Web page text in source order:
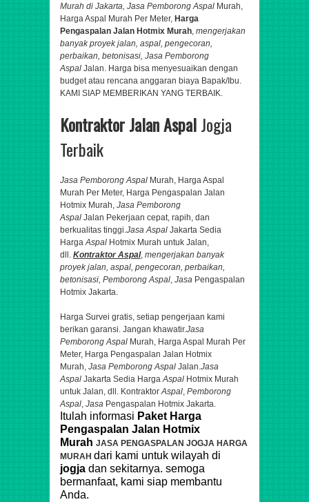
Murah di Jakarta, Jasa Pemborong Aspal Murah,
Harga Aspal Murah Per Meter, Harga
Pengaspalan Jalan Hotmix Murah, mengerjakan
banyak proyek jalan, aspal, pengecoran,
perbaikan, betonisasi, Jasa Pemborong
Aspal Jalan. Harga bisa menyesuaikan dengan
budget atau rencana anggaran biaya Bapak/Ibu.
KAMI SIAP MEMBERIKAN YANG TERBAIK.
Kontraktor Jalan AspalJogja
Terbaik
Jasa Pemborong Aspal Murah, Harga Aspal
Murah Per Meter, Harga Pengaspalan Jalan
Hotmix Murah, Jasa Pemborong
Aspal Jalan Pekerjaan cepat, rapih, dan
berkualitas tinggi.Jasa Aspal Jakarta Sedia
HargaAspal Hotmix Murah untuk Jalan,
dll. KontraktorAspal, mengerjakan banyak
proyek jalan, aspal, pengecoran, perbaikan,
betonisasi, Pemborong Aspal, Jasa Pengaspalan
Hotmix Jakarta.
Harga Survei gratis, setiap pengerjaan kami
berikan garansi. Jangan khawatir.Jasa
Pemborong Aspal Murah, Harga Aspal Murah Per
Meter, Harga Pengaspalan Jalan Hotmix
Murah, Jasa Pemborong Aspal Jalan.Jasa
Aspal Jakarta Sedia HargaAspal Hotmix Murah
untuk Jalan, dll. KontraktorAspal, Pemborong
Aspal, Jasa Pengaspalan Hotmix Jakarta.
Itulah informasi Paket Harga
Pengaspalan Jalan Hotmix
Murah JASA PENGASPALAN JOGJA HARGA
MURAH dari kami untuk wilayah di
jogja dan sekitarnya. semoga
bermanfaat, kami siap membantu
Anda.